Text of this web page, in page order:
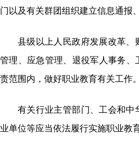
门以及有关群团组织建立信息通报
县级以上人民政府发展改革
管理、应急管理、退役军人事务
责范围内，做好职业教育有关工作。
有关行业主管部门、工会和
业单位等应当依法履行实施职业教